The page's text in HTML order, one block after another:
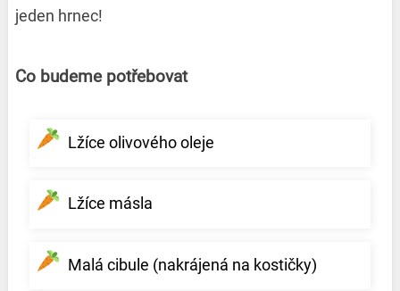
jeden hrnec!
Co budeme potřebovat
Lžíce olivového oleje
Lžíce másla
Malá cibule (nakrájená na kostičky)